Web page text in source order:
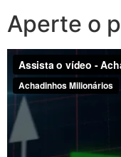
Aperte o